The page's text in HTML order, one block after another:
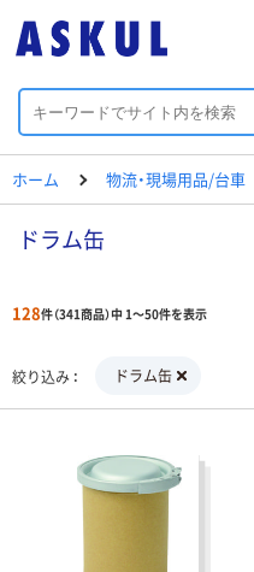
ホーム 物流・現場用品/台車
ドラム缶
128件（341商品）中 1～50件を表示
絞り込み ドラム缶